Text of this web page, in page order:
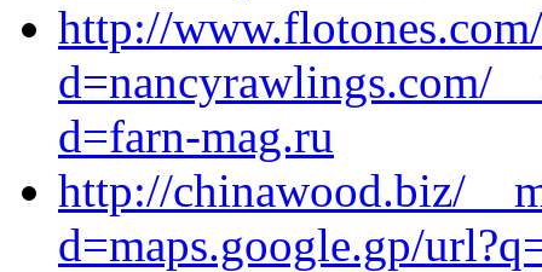
http://
d=nancyrawlings.com/
d=farn-mag.ru
http://chinawood.biz/
d=maps.google.gp/